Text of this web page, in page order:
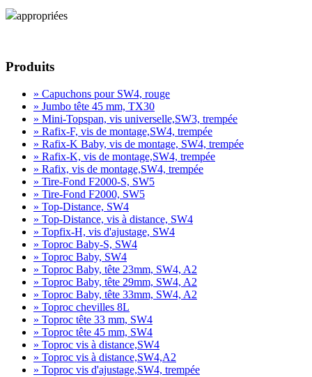
appropriées
Produits
» Capuchons pour SW4, rouge
» Jumbo tête 45 mm, TX30
» Mini-Topspan, vis universelle,SW3, trempée
» Rafix-F, vis de montage,SW4, trempée
» Rafix-K Baby, vis de montage, SW4, trempée
» Rafix-K, vis de montage,SW4, trempée
» Rafix, vis de montage,SW4, trempée
» Tire-Fond F2000-S, SW5
» Tire-Fond F2000, SW5
» Top-Distance, SW4
» Top-Distance, vis à distance, SW4
» Topfix-H, vis d'ajustage, SW4
» Toproc Baby-S, SW4
» Toproc Baby, SW4
» Toproc Baby, tête 23mm, SW4, A2
» Toproc Baby, tête 29mm, SW4, A2
» Toproc Baby, tête 33mm, SW4, A2
» Toproc chevilles 8L
» Toproc tête 33 mm, SW4
» Toproc tête 45 mm, SW4
» Toproc vis à distance,SW4
» Toproc vis à distance,SW4,A2
» Toproc vis d'ajustage,SW4, trempée